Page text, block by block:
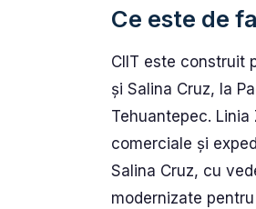
Ce este de
CIIT este construit
și Salina Cruz, la
Tehuantepec.
comerciale și
Salina Cruz, cu
modernizate